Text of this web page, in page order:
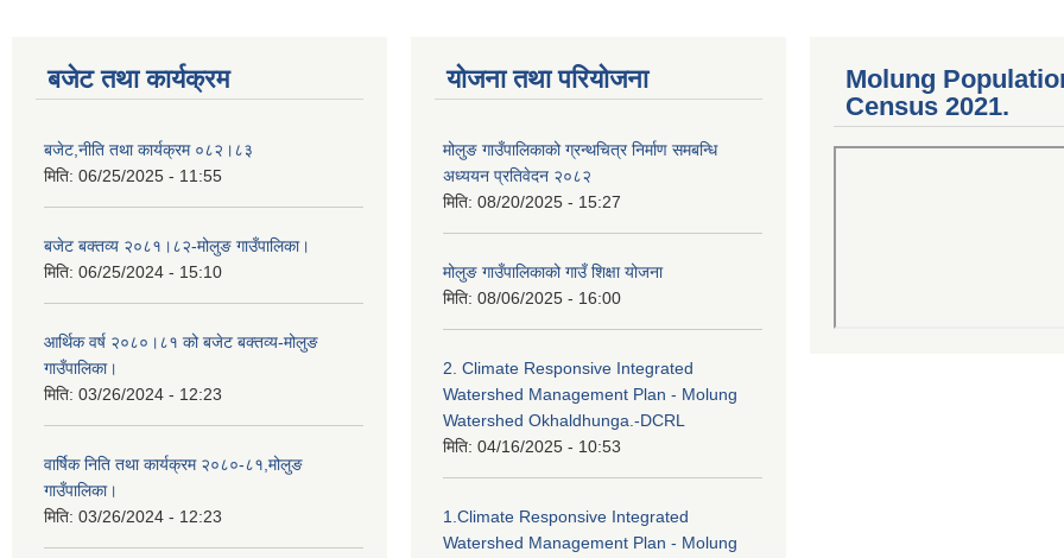
बजेट तथा कार्यक्रम
बजेट,नीति तथा कार्यक्रम ०८२।८३
मिति: 06/25/2025 - 11:55
बजेट बक्तव्य २०८१।८२-मोलुङ गाउँपालिका।
मिति: 06/25/2024 - 15:10
आर्थिक वर्ष २०८०।८१ को बजेट बक्तव्य-मोलुङ
गाउँपालिका।
मिति: 03/26/2024 - 12:23
वार्षिक निति तथा कार्यक्रम २०८०-८१,मोलुङ
गाउँपालिका।
मिति: 03/26/2024 - 12:23
योजना तथा परियोजना
मोलुङ गाउँपालिकाको ग्रन्थचित्र निर्माण समबन्धि
अध्ययन प्रतिवेदन २०८२
मिति: 08/20/2025 - 15:27
मोलुङ गाउँपालिकाको गाउँ शिक्षा योजना
मिति: 08/06/2025 - 16:00
2. Climate Responsive Integrated
Watershed Management Plan - Molung
Watershed Okhaldhunga.-DCRL
मिति: 04/16/2025 - 10:53
1.Climate Responsive Integrated
Watershed Management Plan - Molung
Molung
Census 2021.